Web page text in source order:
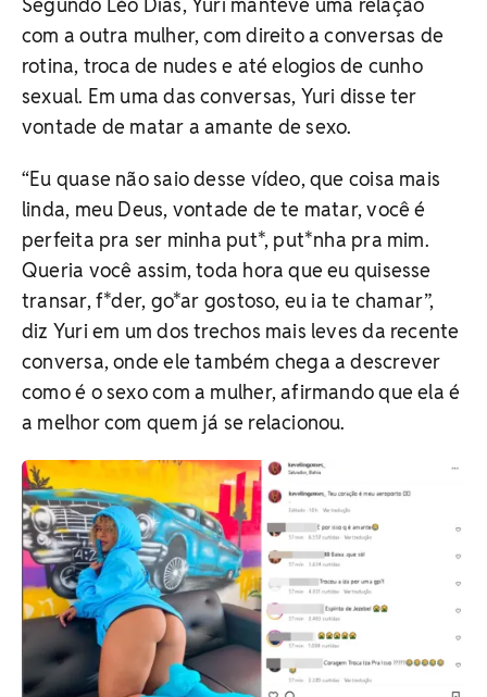
Segundo Léo Dias, Yuri manteve uma relação
com a outra mulher, com direito a conversas de
rotina, troca de nudes e até elogios de cunho
sexual. Em uma das conversas, Yuri disse ter
vontade de matar a amante de sexo.
“Eu quase não saio desse vídeo, que coisa mais
linda, meu Deus, vontade de te matar, você é
perfeita pra ser minha put*, put*nha pra mim.
Queria você assim, toda hora que eu quisesse
transar, f*der, go*ar gostoso, eu ia te chamar”,
diz Yuri em um dos trechos mais leves da recente
conversa, onde ele também chega a descrever
como é o sexo com a mulher, afirmando que ela é
a melhor com quem já se relacionou.